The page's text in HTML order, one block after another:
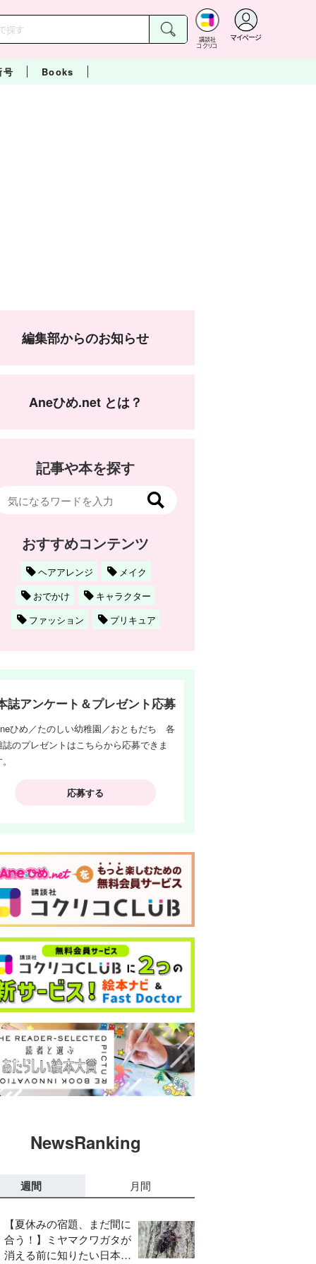
講談社
コクリコ
マイページ
号 Books
編集部からのお知らせ
Aneひめ.net とは？
記事や本を探す
おすすめコンテンツ
ヘアアレンジ
メイク
おでかけ
キャラクター
ファッション
プリキュア
誌アンケート＆プレゼント応募
ひめ／たのしい幼稚園／おともだち 各
誌のプレゼントはこちらから応募できま
応募する
NewsRanking
週間 月間
【夏休みの宿題、まだ間に
合う！】ミヤマクワガタが
消える前に知りたい日本の